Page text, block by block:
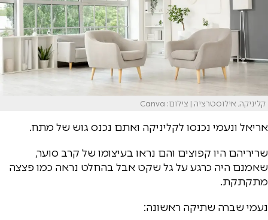
קליניקה, אילוסטרציה | צילום: Canva
אריאל ונעמי נכנסו לקליניקה ואתם נכנס גוש של מתח.
שריריהם היו קפוצים והם נראו בעיצומו של קרב סוער,
שאמנם היה כרגע על גל שקט אבל בהחלט נראה כמו פצצה
מתקתקת.
נעמי שברה שתיקה ראשונה: